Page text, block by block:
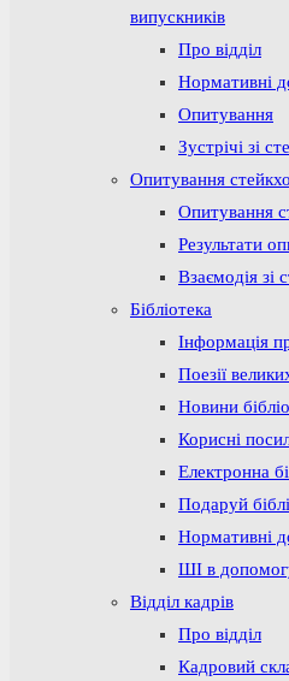
випускників
Про відділ
Нормативні
Опитування
Зустрічі зі
Опитування
Опитування
Результати
Взаємодія зі
Бібліотека
Інформація
Поезії
Новини
Корисні
Електронна
Подаруй
Нормативні
ШІ в
Відділ кадрів
Про відділ
Кадровий